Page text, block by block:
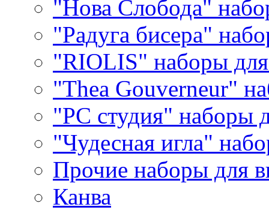
"Нова Слобода"
"Радуга бисера"
"RIOLIS" наборы
"Thea Gouverneur"
"РС студия" наборы
"Чудесная игла"
Прочие наборы для
Канва